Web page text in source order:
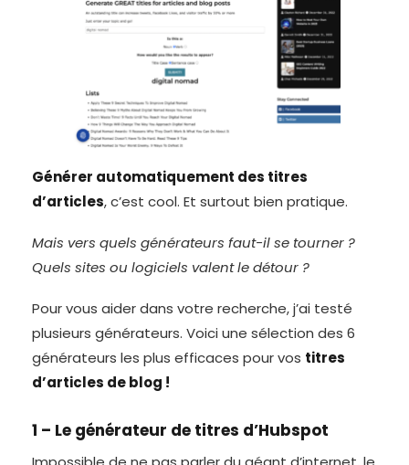
Générer automatiquement des titres
d’articles, c’est cool. Et surtout bien pratique.
Mais vers quels générateurs faut-il se tourner ?
Quels sites ou logiciels valent le détour ?
Pour vous aider dans votre recherche, j’ai testé
plusieurs générateurs. Voici une sélection des 6
générateurs les plus efficaces pour vos titres
d’articles de blog !
1 – Le générateur de titres d’Hubspot